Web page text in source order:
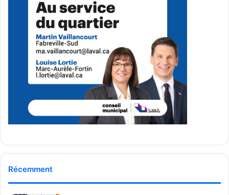
Récemment